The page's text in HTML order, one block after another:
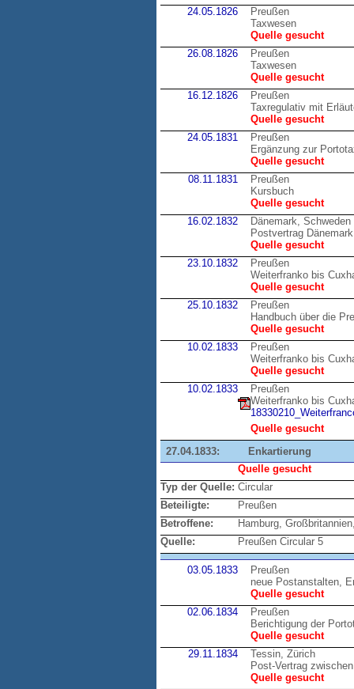
24.05.1826
Preußen
Taxwesen
Quelle gesucht
26.08.1826
Preußen
Taxwesen
Quelle gesucht
16.12.1826
Preußen
Taxregulativ mit
Quelle gesucht
24.05.1831
Preußen
Ergänzung zur
Quelle gesucht
08.11.1831
Preußen
Kursbuch
Quelle gesucht
16.02.1832
Dänemark, Schweden
Postvertrag
Quelle gesucht
23.10.1832
Preußen
Weiterfranko bis
Quelle gesucht
25.10.1832
Preußen
Handbuch über die
Quelle gesucht
10.02.1833
Preußen
Weiterfranko bis
Quelle gesucht
10.02.1833
Preußen
Weiterfranko bis
Quelle gesucht
27.04.1833:
Enkartierung
Quelle gesucht
Typ der Quelle: Circular
Beteiligte:
Preußen
Betroffene:
Hamburg,
Quelle:
Preußen Circular 5
03.05.1833
Preußen
neue Postanstalten,
Quelle gesucht
02.06.1834
Preußen
Berichtigung der
Quelle gesucht
29.11.1834
Tessin, Zürich
Post-Vertrag
Quelle gesucht